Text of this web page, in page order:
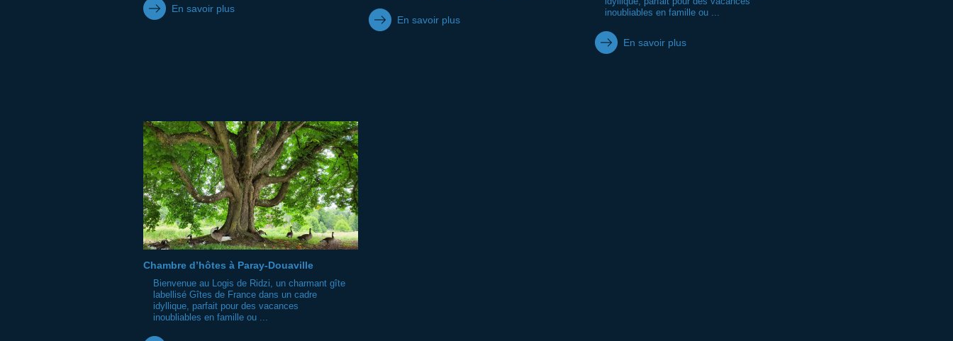
En savoir plus
En savoir plus
inoubliables en famille ou ...
En savoir plus
Chambre d’hôtes à Paray-Douaville
Bienvenue au Logis de Ridzi, un charmant gîte
labellisé Gîtes de France dans un cadre
idyllique, parfait pour des vacances
inoubliables en famille ou ...